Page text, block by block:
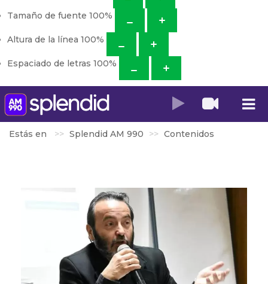
Tamaño de fuente 100%
Altura de la línea 100%
Espaciado de letras 100%
Estás en Splendid AM 990 Contenidos